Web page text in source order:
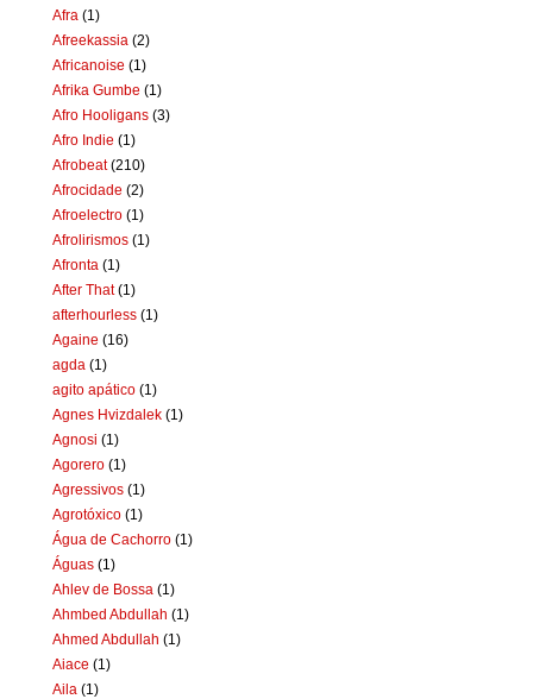
Afra (1)
Afreekassia (2)
Africanoise (1)
Afrika Gumbe (1)
Afro Hooligans (3)
Afro Indie (1)
Afrobeat (210)
Afrocidade (2)
Afroelectro (1)
Afrolirismos (1)
Afronta (1)
After That (1)
afterhourless (1)
Againe (16)
agda (1)
agito apático (1)
Agnes Hvizdalek (1)
Agnosi (1)
Agorero (1)
Agressivos (1)
Agrotóxico (1)
Água de Cachorro (1)
Águas (1)
Ahlev de Bossa (1)
Ahmbed Abdullah (1)
Ahmed Abdullah (1)
Aiace (1)
Aila (1)